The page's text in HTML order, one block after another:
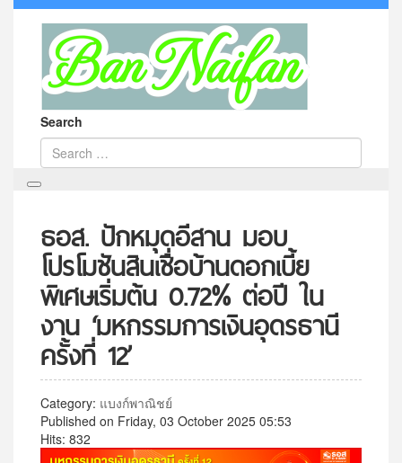
Search
ธอส. ปักหมุดอีสาน มอบ
โปรโมชันสินเชื่อบ้านดอกเบี้ย
พิเศษเริ่มต้น 0.72% ต่อปี ใน
งาน ‘มหกรรมการเงินอุดรธานี
ครั้งที่ 12’
Category: แบงก์พาณิชย์
Published on Friday, 03 October 2025 05:53
Hits: 832